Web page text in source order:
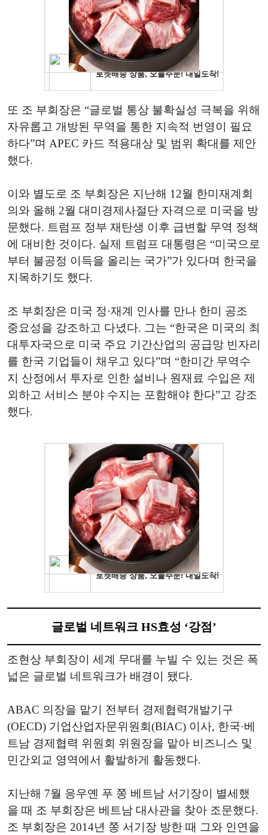
또 조 부회장은 “글로벌 통상 불확실성 극복을 위해
자유롭고 개방된 무역을 통한 지속적 번영이 필요
하다”며 APEC 카드 적용대상 및 범위 확대를 제안
했다.
이와 별도로 조 부회장은 지난해 12월 한미재계회
의와 올해 2월 대미경제사절단 자격으로 미국을 방
문했다. 트럼프 정부 재탄생 이후 급변할 무역 정책
에 대비한 것이다. 실제 트럼프 대통령은 “미국으로
부터 불공정 이득을 올리는 국가”가 있다며 한국을
지목하기도 했다.
조 부회장은 미국 정·재계 인사를 만나 한미 공조
중요성을 강조하고 다녔다. 그는 “한국은 미국의 최
대투자국으로 미국 주요 기간산업의 공급망 빈자리
를 한국 기업들이 채우고 있다”며 “한미간 무역수
지 산정에서 투자로 인한 설비나 원재료 수입은 제
외하고 서비스 분야 수지는 포함해야 한다”고 강조
했다.
글로벌 네트워크 HS효성 ‘강점’
조현상 부회장이 세계 무대를 누빌 수 있는 것은 폭
넓은 글로벌 네트워크가 배경이 됐다.
ABAC 의장을 맡기 전부터 경제협력개발기구
(OECD) 기업산업자문위원회(BIAC) 이사, 한국·베
트남 경제협력 위원회 위원장을 맡아 비즈니스 및
민간외교 영역에서 활발하게 활동했다.
지난해 7월 응우옌 푸 쫑 베트남 서기장이 별세했
을 때 조 부회장은 베트남 대사관을 찾아 조문했다.
조 부회장은 2014년 쫑 서기장 방한 때 그와 인연을